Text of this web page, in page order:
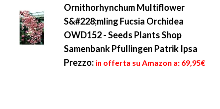
Ornithorhynchum Multiflower
S&#228;mling Fucsia Orchidea
OWD152 - Seeds Plants Shop
Samenbank Pfullingen Patrik Ipsa
Prezzo: in offerta su Amazon a: 69,95€